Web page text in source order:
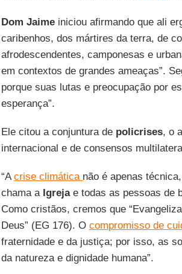
Dom Jaimeiniciou afirmando que ali
caribenhos, dos mártires da terra, de
afrodescendentes, camponesas e
em contextos de grandes ameaças”.
porque suas lutas e preocupação por
esperança”.
Ele citou a conjuntura de policrises, o
internacional e de consensos
“Acrise climática não é apenas
chama a Igrejae todas as pessoas de
Como cristãos, cremos que
Deus” (EG 176). O compromisso de
fraternidade e da justiça; por isso, as
da natureza e dignidade humana”.